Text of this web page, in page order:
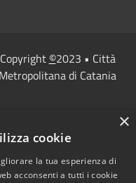
Copyright ©2023 • Città
Metropolitana di Catania
×
cookie
la tua esperienza di
acconsenti a tutti i cookie